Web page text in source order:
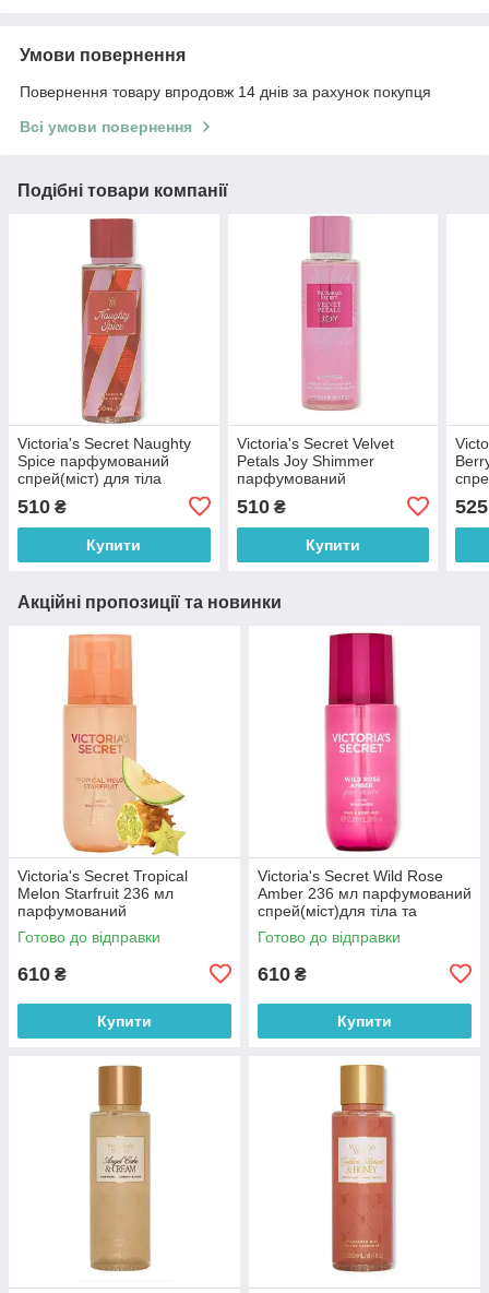
Умови повернення
Повернення товару впродовж 14 днів за рахунок покупця
Всі умови повернення
Подібні товари компанії
Victoria's Secret Naughty
Spice парфумований
спрей(міст) для тіла
(оригінал оригінал США)
510 ₴
Купити
Victoria's Secret Velvet
Petals Joy Shimmer
парфумований
блисківками (оригінал
оригінал США)
510₴
Купити
525
Акційні пропозиції та новинки
Victoria's Secret Tropical
Melon Starfruit 236 мл
парфумований
спрей(міст)для тіла та
волосся (оригінал оригінал
Готово до відправки
610 ₴
Купити
Victoria's Secret Wild Rose
Amber 236 мл парфумований
спрей(міст)для тіла та
волосся (оригінал оригінал
США)
Готово до відправки
610 ₴
Купити